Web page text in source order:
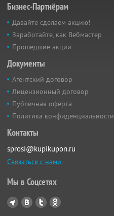
Бизнес-Партнёрам
Давайте сделаем акцию!
Заработайте, как Вебмастер
Прошедшие акции
Документы
Агентский договор
Лицензионный договор
Публичная оферта
Политика конфиденциальности
Контакты
sprosi@kupikupon.ru
Связаться с нами
Мы в Соцсетях